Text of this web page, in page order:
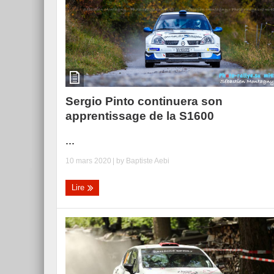
Sergio Pinto continuera son
apprentissage de la S1600
...
10 mars 2020 | by Baptiste Aebi
Lire